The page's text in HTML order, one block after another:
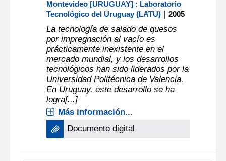
salado de quesos por
impregnación al vacío para
una PYME láctea
MARÍA JOSÉ CROSA;REPISO, LUIS
SILVERA, C.;HARISPE, R. |
Montevideo [URUGUAY] : Laboratorio
Tecnológico del Uruguay (LATU)|2005
La tecnología de salado de quesos
por impregnación al vacío es
prácticamente inexistente en el
mercado mundial, y los desarrollos
tecnológicos han sido liderados por la
En Uruguay, este desarrollo se ha